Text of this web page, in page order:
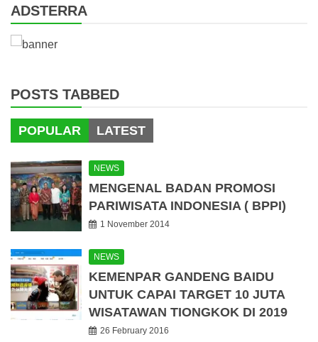
ADSTERRA
POSTS TABBED
POPULAR LATEST
NEWS
MENGENAL BADAN PROMOSI
PARIWISATA INDONESIA ( BPPI)
1 November 2014
NEWS
KEMENPAR GANDENG BAIDU
UNTUK CAPAI TARGET 10 JUTA
WISATAWAN TIONGKOK DI 2019
26 February 2016